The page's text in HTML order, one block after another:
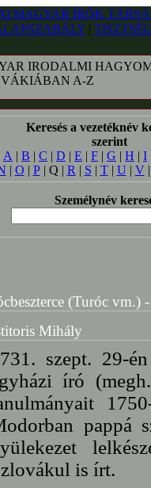
|
IRODALMI
A-Z
Keresés a vezetéknév
szerint
A | B | C | D | E | F | G | H | I
| O | P| Q | R | S | T| U | V
Személynév
(Turóc vm.)
Mihály
szept. 29-
író
pappá
is írt.